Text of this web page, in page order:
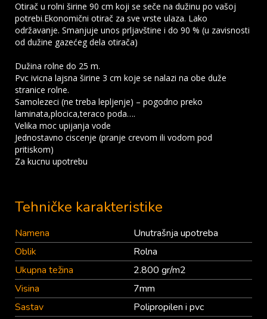
Otirač u rolni širine 90 cm koji se seče na dužinu po vašoj
potrebi.Ekonomični otirač za sve vrste ulaza. Lako
održavanje. Smanjuje unos prljavštine i do 90 % (u zavisnosti
od dužine gazećeg dela otirača)
Dužina rolne do 25 m.
Pvc ivicna lajsna širine 3 cm koje se nalazi na obe duže
stranice rolne.
Samolezeci (ne treba lepljenje) – pogodno preko
laminata,plocica,teraco poda….
Velika moc upijanja vode
Jednostavno ciscenje (pranje crevom ili vodom pod
pritiskom)
Za kucnu upotrebu
Tehničke karakteristike
Namena
Unutrašnja upotreba
Oblik
Rolna
Ukupna težina
2.800 gr/m2
Visina
7mm
Sastav
Polipropilen i pvc